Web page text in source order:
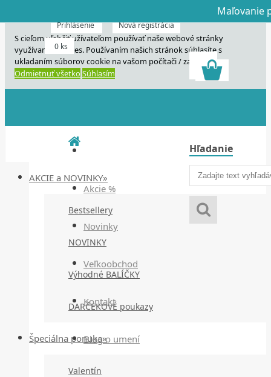
S cieľom uľahčiť užívateľom používať naše webové stránky
využívame cookies. Používaním našich stránok súhlasíte s
ukladaním súborov cookie na vašom počítači / zariadení.
Odmietnuť všetko Súhlasím
Akcie %
Novinky
Veľkoobchod
Kontakt
Blog o umení
Hľadanie
Prihlásenie Nová registrácia
0 ks
AKCIE a NOVINKY»
Bestsellery
NOVINKY
Výhodné BALÍČKY
DARČEKOVÉ poukazy
Špeciálna ponuka»
Valentín
Dnes
Dnes veľký
Maľovanie